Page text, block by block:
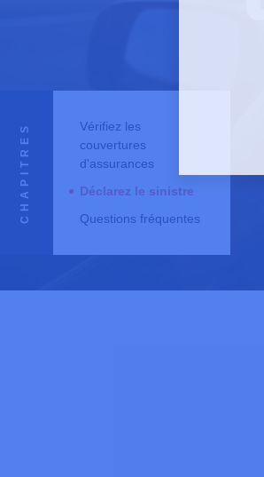
CHAPITRES
Vérifiez les
couvertures
d'assurances
Déclarez le sinistre
Questions fréquentes